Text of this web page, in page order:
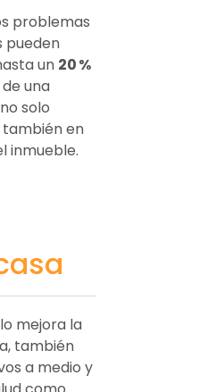
problemas
pueden
un 20%
de una
solo
también en
inmueble.
mejora la
también
a medio y